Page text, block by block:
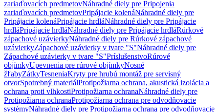
zariaďovacích predmetovNáhradné diely pre Pripojenia
zariaďovacích predmetovPripájacie kolenáNáhradné diely pre
Pripájacie kolenáPripájacie hrdláNáhradné diely pre Pripájacie
hrdláPripájacie hrdláNáhradné diely pre Pripájacie hrdláRúrkové
zápachové uzávierkyNáhradné diely pre Rúrkové zápachové
uzávierkyZápachové uzávierky v tvare "S"Náhradné diely pre
Zápachové uzávierky v tvare "S"PríslušenstvoRúrové
objímkyUpevnenia pre rúrové objímkyNosné
žľabyZátkyTesneniaKryty pre hrubú montáž pre servisný
otvorSpotrebný materiálProtipožiarna ochrana, akustická izolácia a
ochrana proti vlhkostiProtipožiarna ochranaNáhradné diely pre
Protipožiarna ochranaProtipožiarna ochrana pre odvodňovacie
systémyNáhradné diely pre Protipožiarna ochrana pre odvodňovacie